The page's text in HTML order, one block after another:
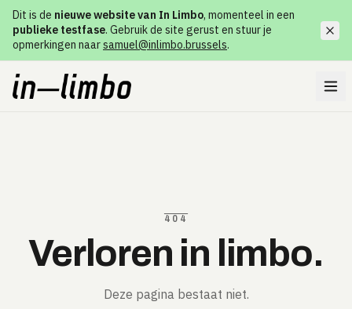
Dit is de nieuwe website van In Limbo, momenteel in een
publieke testfase. Gebruik de site gerust en stuur je
opmerkingen naarsamuel@inlimbo.brussels.
404
Verloren in limbo.
Deze pagina bestaat niet.